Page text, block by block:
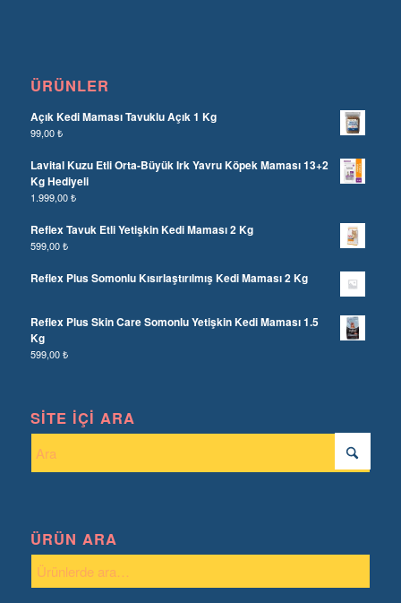
ÜRÜNLER
Açık Kedi Maması Tavuklu Açık 1 Kg
99,00₺
Lavital Kuzu Etli Orta-Büyük Irk Yavru Köpek Maması 13+2
Kg Hediyeli
1.999,00₺
Reflex Tavuk Etli Yetişkin Kedi Maması 2 Kg
599,00₺
Reflex Plus Somonlu Kısırlaştırılmış Kedi Maması 2 Kg
Reflex Plus Skin Care Somonlu Yetişkin Kedi Maması 1.5
Kg
599,00₺
SITE İÇI ARA
ÜRÜN ARA